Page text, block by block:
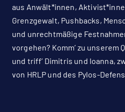
aus Anwält*innen,
Grenzgewalt, Pushbacks,
und unrechtmäßige
vorgehen? Komm’ zu unserem
und triff’ Dimitris und Ioanna,
von HRLP und des Pylos-